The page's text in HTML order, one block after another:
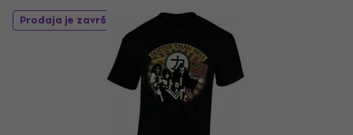
Prodaja je završena